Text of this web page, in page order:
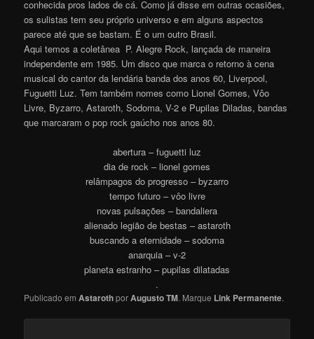
conhecida pros lados de cá. Como já disse em outras ocasiões,
os sulistas tem seu próprio universo e em alguns aspectos
parece até que se bastam. É o um outro Brasil.
Aqui temos a coletânea P. Alegre Rock, lançada de maneira
independente em 1985. Um disco que marca o retorno à cena
musical do cantor da lendária banda dos anos 60, Liverpool,
Fuguetti Luz. Tem também nomes como Lionel Gomes, Vôo
Livre, Byzarro, Astaroth, Sodoma, V-2 e Pupilas Diladas, bandas
que marcaram o pop rock gaúcho nos anos 80.
abertura – fuguetti luz
dia de rock – lionel gomes
relâmpagos do progresso – byzarro
tempo futuro – vôo livre
novas pulsações – bandaliera
alienado legião de bestas – astaroth
buscando a eternidade – sodoma
anarquia – v-2
planeta estranho – pupilas dilatadas
.
Publicado emAstarothporAugusto TM. Marque Link Permanente.